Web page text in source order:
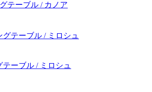
テーブル / カノア
ーブル / ミロシュ